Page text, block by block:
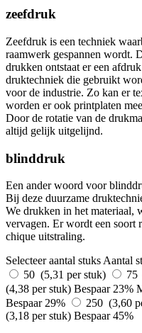
zeefdruk
Zeefdruk is een techniek
raamwerk gespannen wordt.
drukken ontstaat er een
druktechniek die gebruikt
voor de industrie. Zo kan er
worden er ook printplaten
Door de rotatie van de
altijd gelijk uitgelijnd.
blinddruk
Een ander woord voor
Bij deze duurzame
We drukken in het materiaal,
vervagen. Er wordt een soort
chique uitstraling.
Selecteer aantal stuksAantal
50 (5,31 per stuk)
75
(4,38 per stuk) Bespaar 23%
Bespaar 29%
250 (3,60
(3,18 per stuk) Bespaar 45%